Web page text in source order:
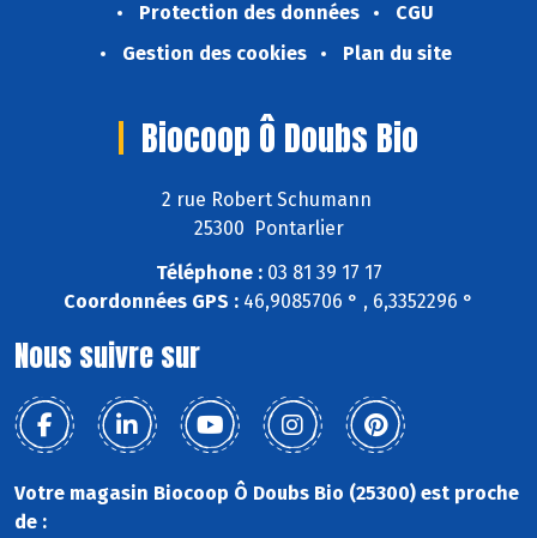
Protection des données
CGU
Gestion des cookies
Plan du site
Biocoop Ô Doubs Bio
2 rue Robert Schumann
25300 Pontarlier
Téléphone :03 81 39 17 17
Coordonnées GPS : 46,9085706 ° , 6,3352296 °
Nous suivre sur
Votre magasin Biocoop Ô Doubs Bio (25300) est proche
de :